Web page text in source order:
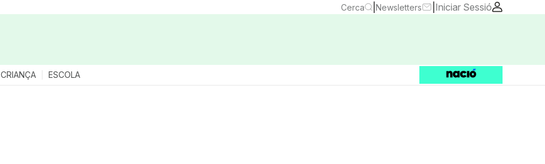
Cerca Newsletters Iniciar Sessió
CRIANÇA ESCOLA